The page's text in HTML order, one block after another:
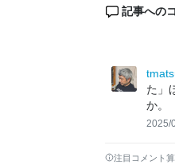
記事への
た」
か。
2025/
注目コメント